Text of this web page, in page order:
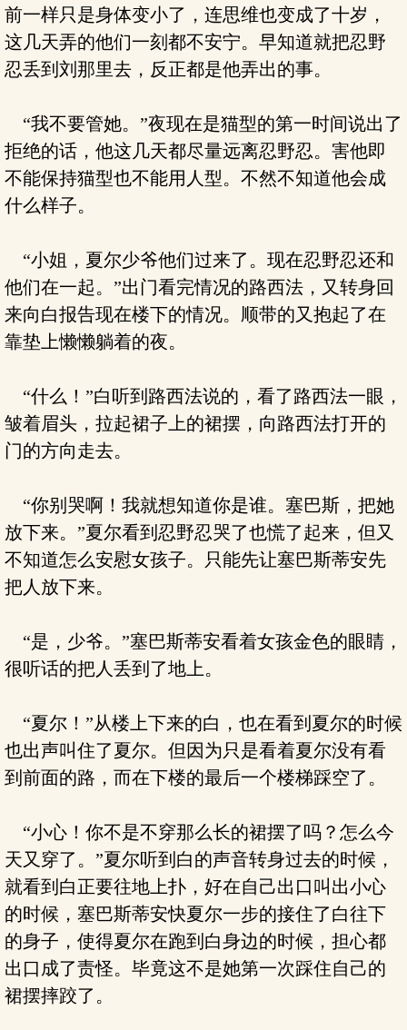
前一样只是身体变小了，连思维也变成了十岁，
这几天弄的他们一刻都不安宁。早知道就把忍野
忍丢到刘那里去，反正都是他弄出的事。
“我不要管她。”夜现在是猫型的第一时间说出了
拒绝的话，他这几天都尽量远离忍野忍。害他即
不能保持猫型也不能用人型。不然不知道他会成
什么样子。
“小姐，夏尔少爷他们过来了。现在忍野忍还和
他们在一起。”出门看完情况的路西法，又转身回
来向白报告现在楼下的情况。顺带的又抱起了在
靠垫上懒懒躺着的夜。
“什么！”白听到路西法说的，看了路西法一眼，
皱着眉头，拉起裙子上的裙摆，向路西法打开的
门的方向走去。
“你别哭啊！我就想知道你是谁。塞巴斯，把她
放下来。”夏尔看到忍野忍哭了也慌了起来，但又
不知道怎么安慰女孩子。只能先让塞巴斯蒂安先
把人放下来。
“是，少爷。”塞巴斯蒂安看着女孩金色的眼睛，
很听话的把人丢到了地上。
“夏尔！”从楼上下来的白，也在看到夏尔的时候
也出声叫住了夏尔。但因为只是看着夏尔没有看
到前面的路，而在下楼的最后一个楼梯踩空了。
“小心！你不是不穿那么长的裙摆了吗？怎么今
天又穿了。”夏尔听到白的声音转身过去的时候，
就看到白正要往地上扑，好在自己出口叫出小心
的时候，塞巴斯蒂安快夏尔一步的接住了白往下
的身子，使得夏尔在跑到白身边的时候，担心都
出口成了责怪。毕竟这不是她第一次踩住自己的
裙摆摔跤了。